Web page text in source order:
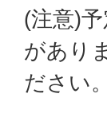
(注意)
があり
ださい。